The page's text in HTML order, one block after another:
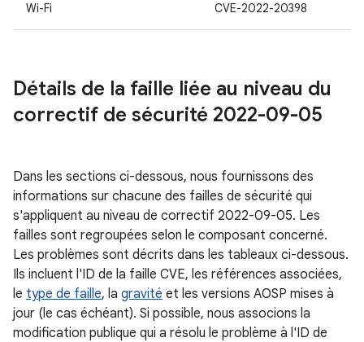
Wi-Fi CVE-2022-20398
Détails de la faille liée au niveau du
correctif de sécurité 2022-09-05
Dans les sections ci-dessous, nous fournissons des
informations sur chacune des failles de sécurité qui
s'appliquent au niveau de correctif 2022-09-05. Les
failles sont regroupées selon le composant concerné.
Les problèmes sont décrits dans les tableaux ci-dessous.
Ils incluent l'ID de la faille CVE, les références associées,
le type de faille, la gravité et les versions AOSP mises à
jour (le cas échéant). Si possible, nous associons la
modification publique qui a résolu le problème à l'ID de